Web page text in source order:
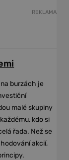
REKLAMA
burzách je
malé skupiny
kdo si
řada. Než se
akcií,